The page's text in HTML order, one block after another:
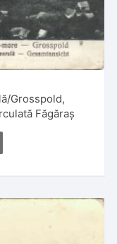
Grosspold,
Făgăraș